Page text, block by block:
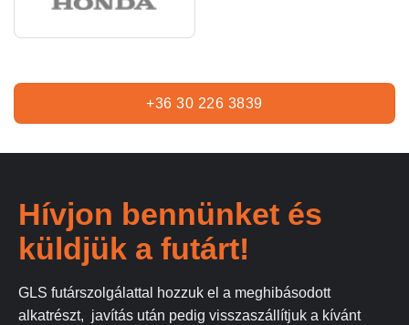
+36 30 226 3839
Hívjon bennünket és
küldjük a futárt!
GLS futárszolgálattal hozzuk el a meghibásodott
alkatrészt, javítás után pedig visszaszállítjuk a kívánt